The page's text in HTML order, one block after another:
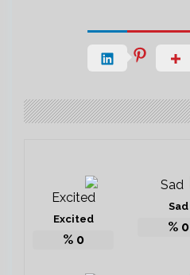
Sad
0
%
Excited
0
%